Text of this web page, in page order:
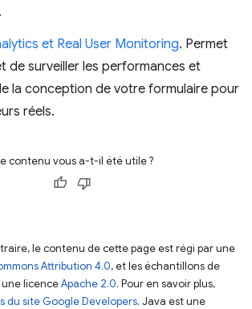
et Real User Monitoring. Permet
de surveiller les performances et
la conception de votre formulaire pour
réels.
contenu vous a-t-il été utile ?
le contenu de cette page est régi par une
Attribution 4.0, et les échantillons de
licenceApache 2.0. Pour en savoir plus,
du site Google Developers. Java est une